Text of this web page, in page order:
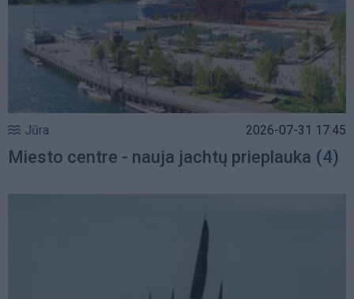
Jūra 2026-07-31 17:45
Miesto centre - nauja jachtų prieplauka (4)